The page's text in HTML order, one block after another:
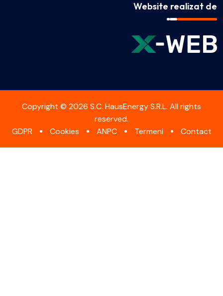
Website realizat de
Copyright © 2026 S.C. HausEnergy S.R.L. All rights
reserved.
GDPR
Cookies ANPC Termeni Contact